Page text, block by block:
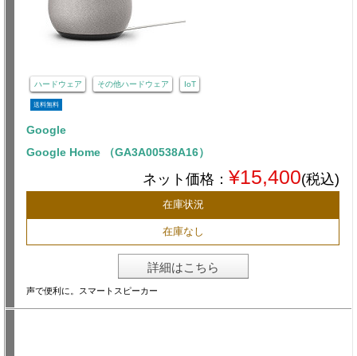
ハードウェア その他ハードウェア IoT
送料無料
Google
Google Home （GA3A00538A16）
ネット価格： ¥15,400(税込)
在庫状況
在庫なし
詳細はこちら
声で便利に。スマートスピーカー